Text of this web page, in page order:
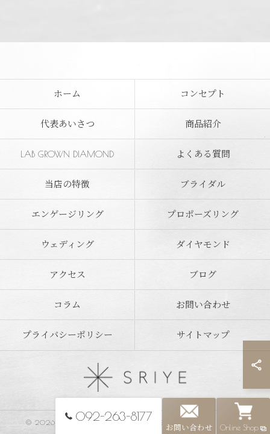
092-263-8177
お問い合わせ Online Shop
ホーム コンセプト
代表あいさつ 商品紹介
LAB GROWN DIAMOND よくある質問
当店の特徴 ブライダル
エンゲージリング プロポーズリング
ウェディング ダイヤモンド
アクセス ブログ
コラム お問い合わせ
プライバシーポリシー サイトマップ
© 2026 福岡県福岡市のジュエリーならSRIYE ALL RIGHTS RESERVED.